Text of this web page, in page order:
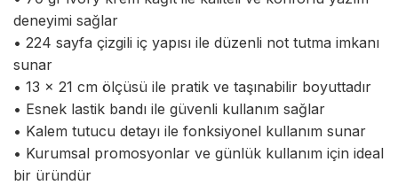
deneyimi sağlar
• 224 sayfa çizgili iç yapısı ile düzenli not tutma imkanı
sunar
• 13 x 21 cm ölçüsü ile pratik ve taşınabilir boyuttadır
• Esnek lastik bandı ile güvenli kullanım sağlar
• Kalem tutucu detayı ile fonksiyonel kullanım sunar
• Kurumsal promosyonlar ve günlük kullanım için ideal
bir üründür